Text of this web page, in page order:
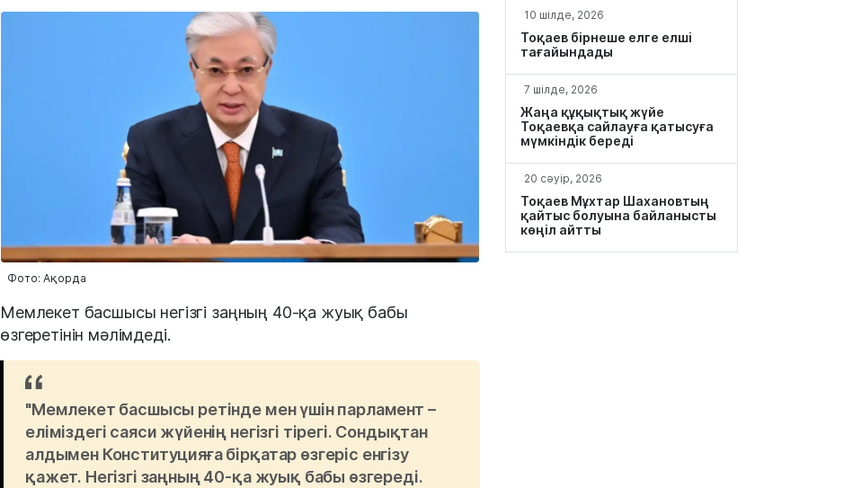
Фото: Ақорда
Мемлекет басшысы негізгі заңның 40-қа жуық бабы
өзгеретінін мәлімдеді.
"Мемлекет басшысы ретінде мен үшін парламент –
еліміздегі саяси жүйенің негізгі тірегі. Сондықтан
алдымен Конституцияға бірқатар өзгеріс енгізу
қажет. Негізгі заңның 40-қа жуық бабы өзгереді.
10 шілде, 2026
Тоқаев бірнеше елге елші
тағайындады
7 шілде, 2026
Жаңа құқықтық жүйе
Тоқаевқа сайлауға қатысуға
мүмкіндік береді
20 сәуір, 2026
Тоқаев Мұхтар Шахановтың
қайтыс болуына байланысты
көңіл айтты